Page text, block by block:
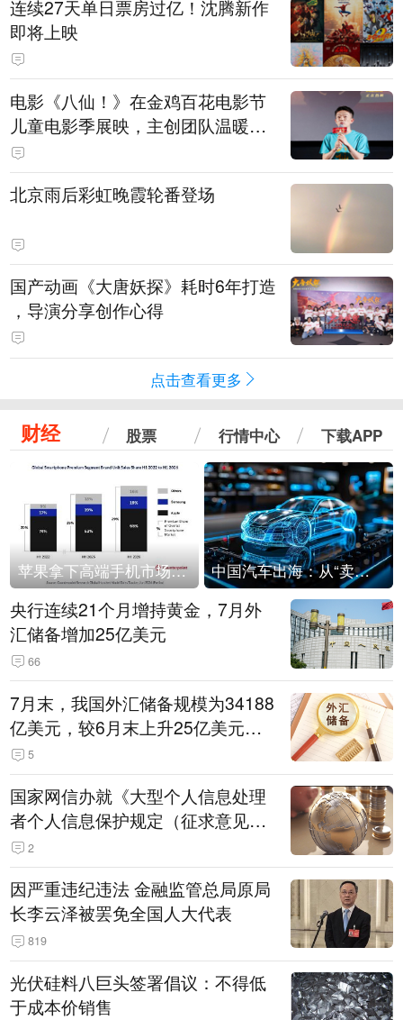
连续27天单日票房过亿！沈腾新作
即将上映
电影《八仙！》在金鸡百花电影节
儿童电影季展映，主创团队温暖寄
语小观众
北京雨后彩虹晚霞轮番登场
国产动画《大唐妖探》耗时6年打造
，导演分享创作心得
点击查看更多
财经 股票 行情中心 下载APP
苹果拿下高端手机市场65%的份额：iPhone 17系列功不可没 中国汽车出海：从“卖出去”到“走进去”
央行连续21个月增持黄金，7月外
汇储备增加25亿美元
66
7月末，我国外汇储备规模为34188
亿美元，较6月末上升25亿美元，
升幅为0.07%
5
国家网信办就《大型个人信息处理
者个人信息保护规定（征求意见
稿）》公开征求意见
2
因严重违纪违法 金融监管总局原局
长李云泽被罢免全国人大代表
819
光伏硅料八巨头签署倡议：不得低
于成本价销售